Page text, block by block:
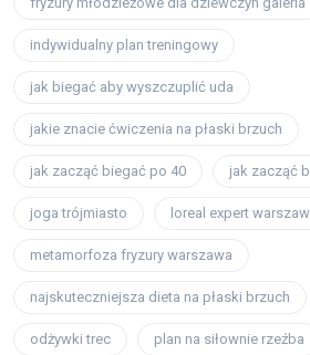
indywidualny plan treningowy
jak biegać aby wyszczuplić uda
jakie znacie ćwiczenia na płaski brzuch
jak zacząć biegać po 40 jak zacząć
joga trójmiasto loreal expert
metamorfoza fryzury warszawa
najskuteczniejsza dieta na płaski brzuch
odżywki trec plan na siłownie rzeźba